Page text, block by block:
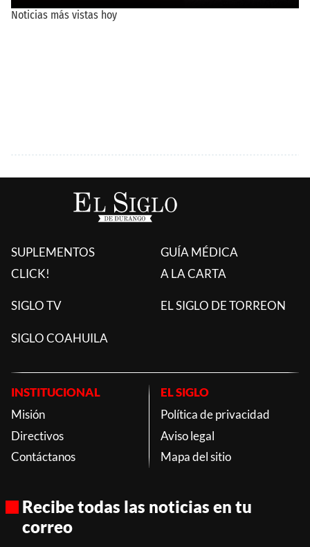
SUPLEMENTOS
CLICK!
GUÍA MÉDICA
A LA CARTA
SIGLO TV EL SIGLO DE TORREON
SIGLO COAHUILA
INSTITUCIONAL
Misión
Directivos
Contáctanos
EL SIGLO
Política de privacidad
Aviso legal
Mapa del sitio
Recibe todas las noticias en tu
correo